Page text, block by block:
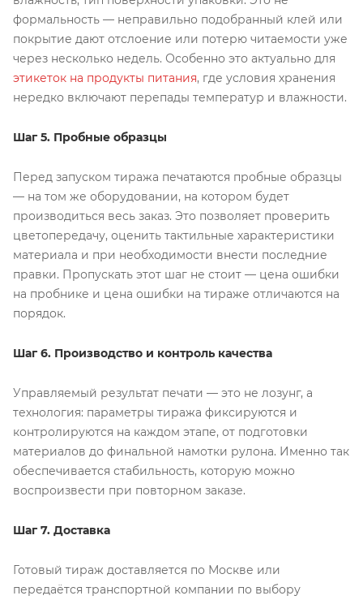
формальность — неправильно подобранный клей или
покрытие дают отслоение или потерю читаемости уже
через несколько недель. Особенно это актуально для
этикеток на продукты питания, где условия хранения
нередко включают перепады температур и влажности.
Шаг 5. Пробные образцы
Перед запуском тиража печатаются пробные образцы
— на том же оборудовании, на котором будет
производиться весь заказ. Это позволяет проверить
цветопередачу, оценить тактильные характеристики
материала и при необходимости внести последние
правки. Пропускать этот шаг не стоит — цена ошибки
на пробнике и цена ошибки на тираже отличаются на
порядок.
Шаг 6. Производство и контроль качества
Управляемый результат печати — это не лозунг, а
технология: параметры тиража фиксируются и
контролируются на каждом этапе, от подготовки
материалов до финальной намотки рулона. Именно так
обеспечивается стабильность, которую можно
воспроизвести при повторном заказе.
Шаг 7. Доставка
Готовый тираж доставляется по Москве или
передаётся транспортной компании по выбору